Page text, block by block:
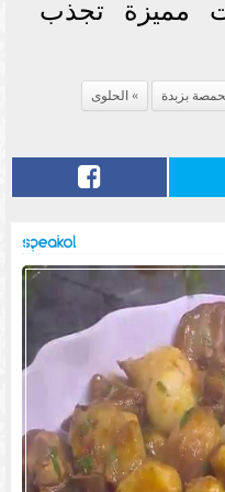
مميزة تجذب
بزبدة الحلوى